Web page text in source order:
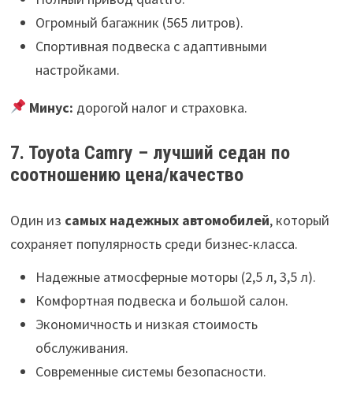
Огромный багажник (565 литров).
Спортивная подвеска с адаптивными
настройками.
Минус: дорогой налог и страховка.
7. Toyota Camry – лучший седан по
соотношению цена/качество
Один из самых надежных автомобилей, который
сохраняет популярность среди бизнес-класса.
Надежные атмосферные моторы (2,5 л, 3,5 л).
Комфортная подвеска и большой салон.
Экономичность и низкая стоимость
обслуживания.
Современные системы безопасности.